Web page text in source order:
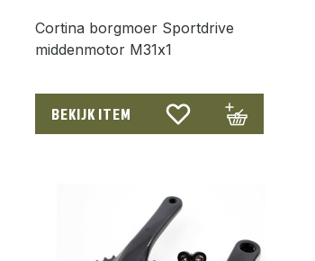
Cortina borgmoer Sportdrive
middenmotor M31x1
BEKIJK ITEM